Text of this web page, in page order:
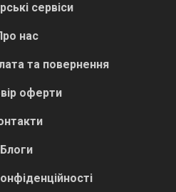
сервіси
нас
та повернення
оферти
Блоги